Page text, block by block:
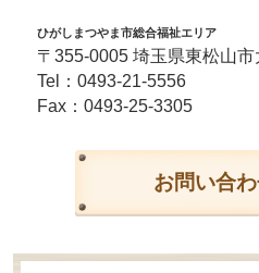
ひがしまつやま市総合福祉エリア
〒355-0005 埼玉県東松山
Tel： 0493-21-5556
Fax：0493-25-3305
お問い合